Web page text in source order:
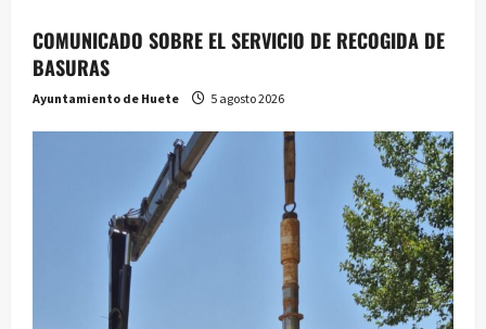
COMUNICADO SOBRE EL SERVICIO DE RECOGIDA DE
BASURAS
Ayuntamiento de Huete 5 agosto 2026